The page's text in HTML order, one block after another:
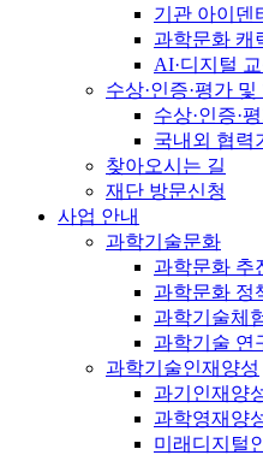
기관 아이덴
과학문화 캐
AI·디지털
수상·인증·평가
수상·인증·
국내외 협력
찾아오시는 길
재단 방문신청
사업 안내
과학기술문화
과학문화 추
과학문화 정
과학기술체
과학기술 연
과학기술인재양성
과기인재양
과학영재양
미래디지털